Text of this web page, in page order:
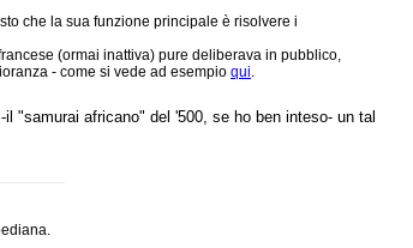
che la sua funzione principale è risolvere i
(ormai inattiva) pure deliberava in pubblico,
- come si vede ad esempioqui.
"samurai africano" del '500, se ho ben inteso- un tal